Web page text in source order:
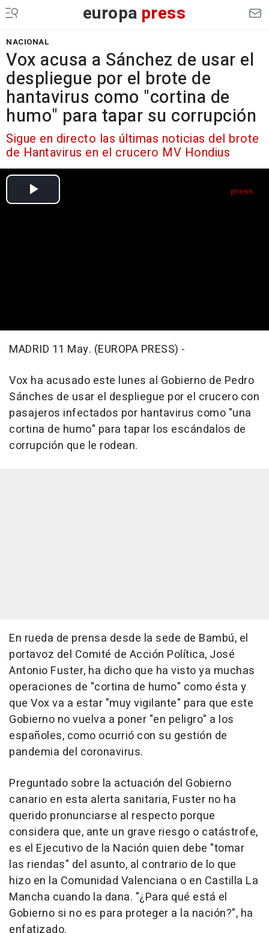
europa press
NACIONAL
Vox acusa a Sánchez de usar el
despliegue por el brote de
hantavirus como "cortina de
humo" para tapar su corrupción
Sigue en directo las últimas noticias del brote
de Hantavirus en el crucero MV Hondius
MADRID 11 May. (EUROPA PRESS) -
Vox ha acusado este lunes al Gobierno de Pedro
Sánches de usar el despliegue por el crucero con
pasajeros infectados por hantavirus como "una
cortina de humo" para tapar los escándalos de
corrupción que le rodean.
En rueda de prensa desde la sede de Bambú, el
portavoz del Comité de Acción Política, José
Antonio Fuster, ha dicho que ha visto ya muchas
operaciones de "cortina de humo" como ésta y
que Vox va a estar "muy vigilante" para que este
Gobierno no vuelva a poner "en peligro" a los
españoles, como ocurrió con su gestión de
pandemia del coronavirus.
Preguntado sobre la actuación del Gobierno
canario en esta alerta sanitaria, Fuster no ha
querido pronunciarse al respecto porque
considera que, ante un grave riesgo o catástrofe,
es el Ejecutivo de la Nación quien debe "tomar
las riendas" del asunto, al contrario de lo que
hizo en la Comunidad Valenciana o en Castilla La
Mancha cuando la dana. "¿Para qué está el
Gobierno si no es para proteger a la nación?", ha
enfatizado.